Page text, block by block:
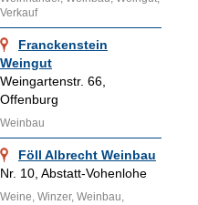
Verkauf
Franckenstein
Weingut
Weingartenstr. 66,
Offenburg
Weinbau
Föll Albrecht Weinbau
Nr. 10, Abstatt-Vohenlohe
Weine, Winzer, Weinbau,